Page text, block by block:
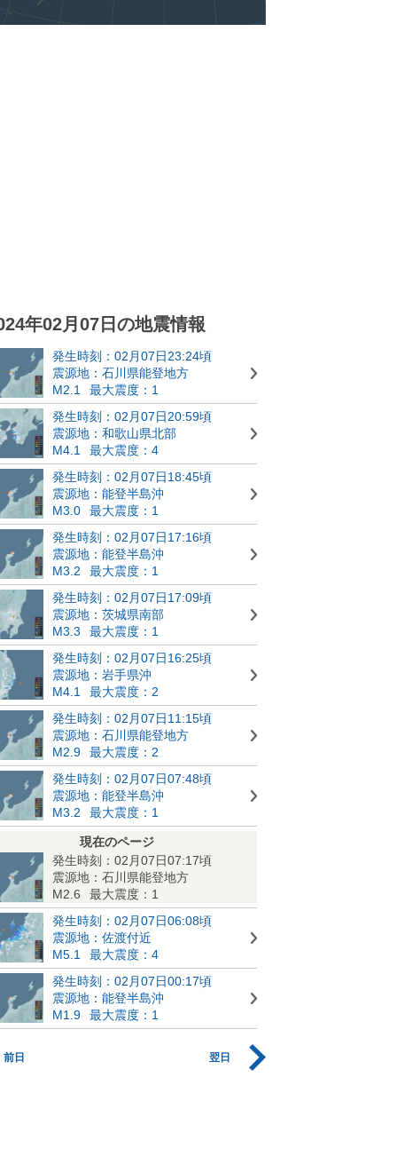
年02月07日の地震情報
発生時刻：02月07日23:24頃
震源地：石川県能登地方
M2.1
最大震度：1
発生時刻：02月07日20:59頃
震源地：和歌山県北部
M4.1
最大震度：4
発生時刻：02月07日18:45頃
震源地：能登半島沖
M3.0
最大震度：1
発生時刻：02月07日17:16頃
震源地：能登半島沖
M3.2
最大震度：1
発生時刻：02月07日17:09頃
震源地：茨城県南部
M3.3
最大震度：1
発生時刻：02月07日16:25頃
震源地：岩手県沖
M4.1
最大震度：2
発生時刻：02月07日11:15頃
震源地：石川県能登地方
M2.9
最大震度：2
発生時刻：02月07日07:48頃
震源地：能登半島沖
M3.2
最大震度：1
現在のページ
発生時刻：02月07日07:17頃
震源地：石川県能登地方
M2.6
最大震度：1
発生時刻：02月07日06:08頃
震源地：佐渡付近
M5.1
最大震度：4
発生時刻：02月07日00:17頃
震源地：能登半島沖
M1.9
最大震度：1
前日 翌日